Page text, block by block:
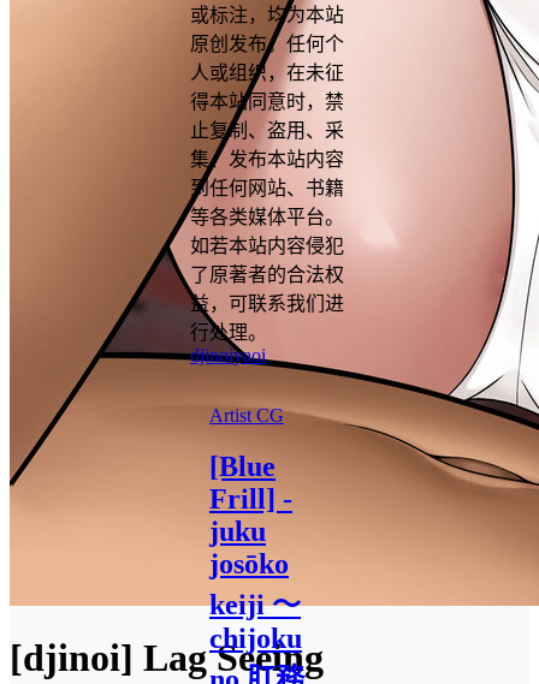
[djinoi] Lag Seeing
或标注，均为本站
原创发布。任何个
人或组织，在未征
得本站同意时，禁
止复制、盗用、采
集、发布本站内容
到任何网站、书籍
等各类媒体平台。
如若本站内容侵犯
了原著者的合法权
益，可联系我们进
行处理。
djinoiyaoi
Artist CG
[Blue
Frill] -
juku
josōko
keiji ～
chijoku